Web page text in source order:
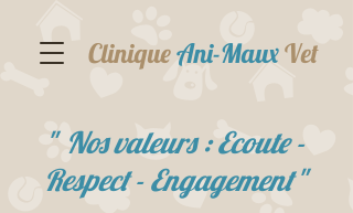
CliniqueAni-MauxVet
" Nos valeurs : Ecoute -
Respect - Engagement"